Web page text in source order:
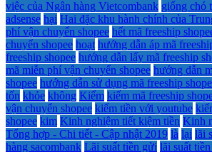
việc của Ngân hàng Vietcombank giống chó
adsense hại Hai đặc khu hành chính của
phí vận chuyển shopee hết mã freeship
chuyển shopee hoạt hướng dẫn áp mã
freeship shopee hướng dẫn lấy mã freeship
mã miễn phí vận chuyển shopee hướng dẫn
shopee hướng dẫn sử dụng mã freeship
tốn khỏe không Kiểm kiếm mã freeship
vận chuyển shopee kiếm tiền với youtube
shopee kim Kinh nghiệm tiết kiệm tiền Kinh
Tổng hợp - Chi tiết - Cập nhật 2019 là lại lãi
hàng sacombank Lãi suất tiền gửi lãi suất